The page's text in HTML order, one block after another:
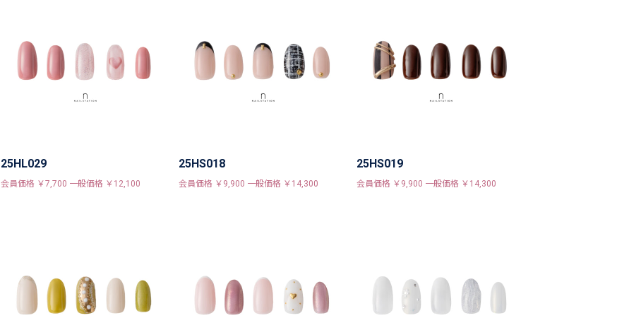
25HL029
会員価格 ￥7,700 一般価格 ￥12,100
25HS018
会員価格 ￥9,900 一般価格 ￥14,300
25HS019
会員価格 ￥9,900 一般価格 ￥14,300